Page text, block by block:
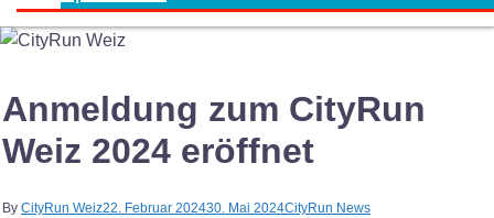
Anmeldung zum CityRun
Weiz 2024 eröffnet
By CityRun Weiz22. Februar 202430. Mai 2024CityRun News